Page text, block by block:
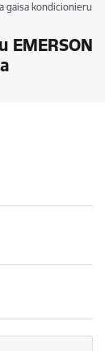
gaisa kondicionieru